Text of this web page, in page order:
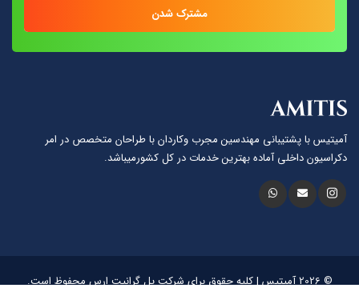
مشترک شدن
آمیتیس با پشتيبانى مهندسين مجرب وكاردان با طراحان متخصص در امر
دكراسيون داخلى آماده بهترين خدمات در كل كشورمیباشد.
© 2026 آمیتیس | کلیه حقوق برای شرکت پل گرانیت ارس محفوظ است.